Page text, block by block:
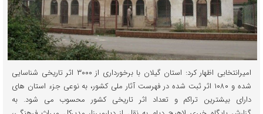
امیرانتخابی اظهار کرد: استان گیلان با برخورداری از ۳۰۰۰ اثر تاریخی شناسایی
شده و ۱۰۸۰ اثر ثبت شده در فهرست آثار ملی کشور، به نوعی جزء استان های
دارای بیشترین تراکم و تعداد اثر تاریخی کشور محسوب می شود. به